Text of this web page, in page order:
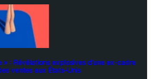
» : Révélations explosives d’une ex-cadre
ventes aux États-Unis